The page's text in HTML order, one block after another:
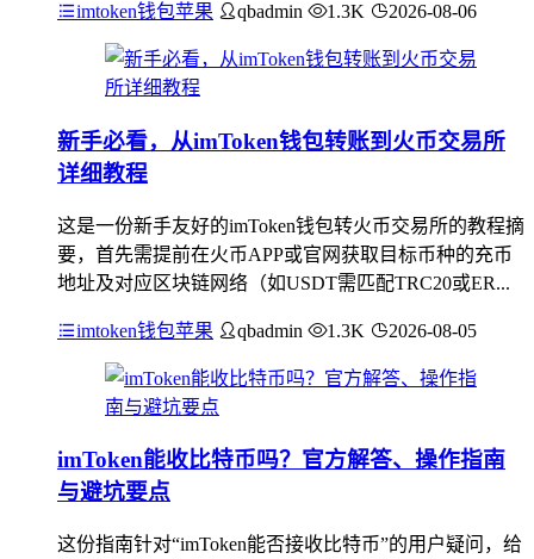
imtoken钱包苹果 qbadmin 1.3K 2026-08-06
新手必看，从imToken钱包转账到火币交易所
详细教程
这是一份新手友好的imToken钱包转火币交易所的教程摘
要，首先需提前在火币APP或官网获取目标币种的充币
地址及对应区块链网络（如USDT需匹配TRC20或ER...
imtoken钱包苹果 qbadmin 1.3K 2026-08-05
imToken能收比特币吗？官方解答、操作指南
与避坑要点
这份指南针对“imToken能否接收比特币”的用户疑问，给